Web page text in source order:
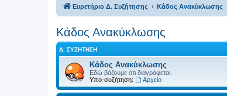
Ευρετήριο Δ. Συζήτησης Κάδος Ανακύκλωσης
Κάδος Ανακύκλωσης
Δ. ΣΥΖΉΤΗΣΗ
Κάδος Ανακύκλωσης
Εδώ βάζουμε ότι διαγράφεται.
Υπο-συζήτηση:
Αρχείο